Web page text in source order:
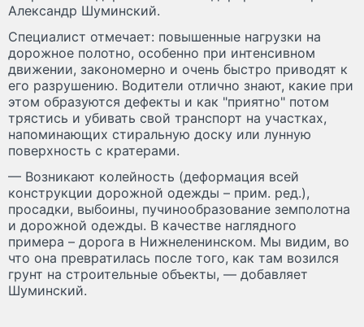
Александр Шуминский.
Специалист отмечает: повышенные нагрузки на
дорожное полотно, особенно при интенсивном
движении, закономерно и очень быстро приводят к
его разрушению. Водители отлично знают, какие при
этом образуются дефекты и как "приятно" потом
трястись и убивать свой транспорт на участках,
напоминающих стиральную доску или лунную
поверхность с кратерами.
— Возникают колейность (деформация всей
конструкции дорожной одежды – прим. ред.),
просадки, выбоины, пучинообразование земполотна
и дорожной одежды. В качестве наглядного
примера – дорога в Нижнеленинском. Мы видим, во
что она превратилась после того, как там возился
грунт на строительные объекты, — добавляет
Шуминский.